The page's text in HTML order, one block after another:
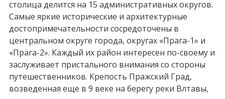
столица делится на 15 административных округов.
Самые яркие исторические и архитектурные
достопримечательности сосредоточены в
центральном округе города, округах «Прага-1» и
«Прага-2». Каждый их район интересен по-своему и
заслуживает пристального внимания со стороны
путешественников. Крепость Пражский Град,
возведенная еще в 9 веке на берегу реки Влтавы,